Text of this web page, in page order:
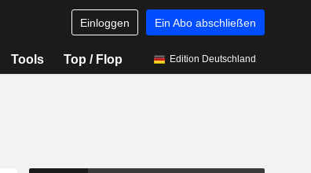
Einloggen Ein Abo abschließen
Tools Top / Flop Edition Deutschland